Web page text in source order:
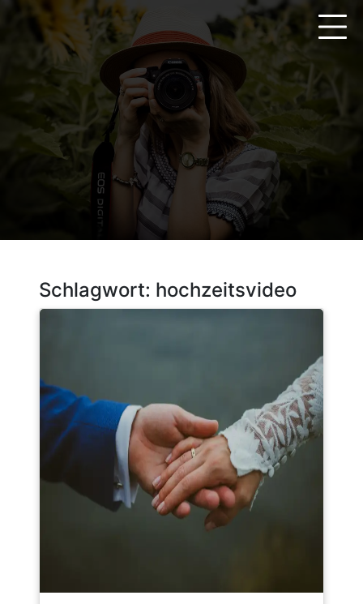
springen
Schlagwort: hochzeitsvideo